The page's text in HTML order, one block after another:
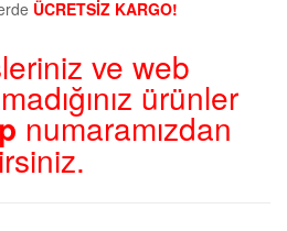
ÜCRETSİZ KARGO!
ve web
ürünler
numaramızdan